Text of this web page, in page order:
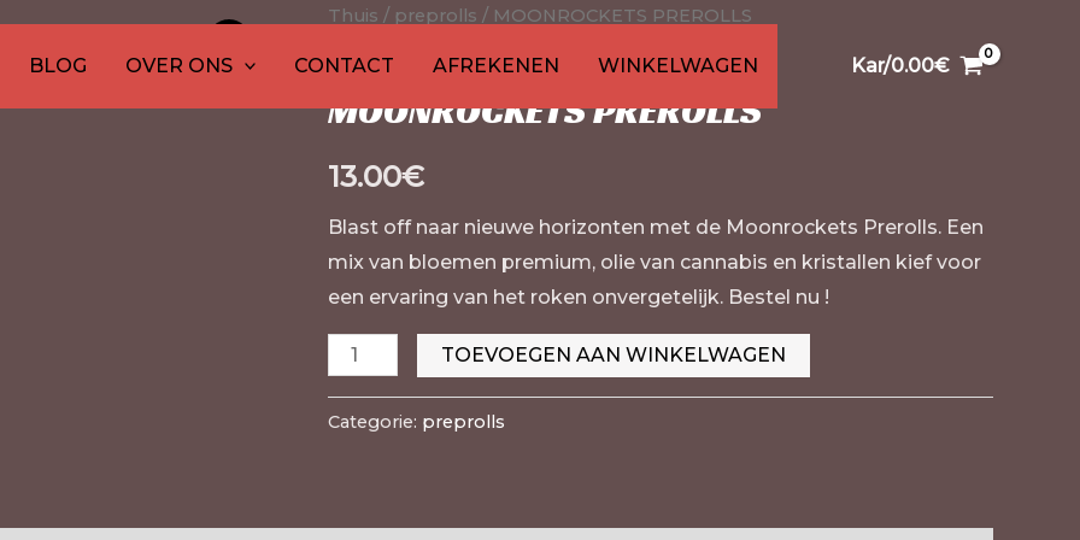
BLOG OVER ONS CONTACT AFREKENEN WINKELWAGEN Kar/0.00€
Thuis / preprolls / MOONROCKETS PREROLLS
preprolls
MOONROCKETS PREROLLS
13.00€
Blast off naar nieuwe horizonten met de Moonrockets Prerolls. Een
mix van bloemen premium, olie van cannabis en kristallen kief voor
een ervaring van het roken onvergetelijk. Bestel nu !
MOONROCKETS
TOEVOEGEN AAN WINKELWAGEN
Categorie: preprolls
15
91
1
1
1
30
13
10
12
10
20
13
26
99
20
20
20